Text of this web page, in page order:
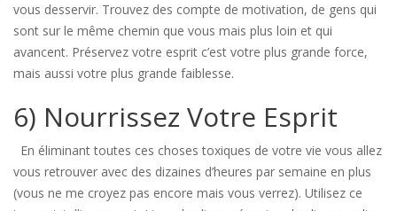
vous desservir. Trouvez des compte de motivation, de gens qui
sont sur le même chemin que vous mais plus loin et qui
avancent. Préservez votre esprit c’est votre plus grande force,
mais aussi votre plus grande faiblesse.
6) Nourrissez Votre Esprit
En éliminant toutes ces choses toxiques de votre vie vous allez
vous retrouver avec des dizaines d’heures par semaine en plus
(vous ne me croyez pas encore mais vous verrez). Utilisez ce